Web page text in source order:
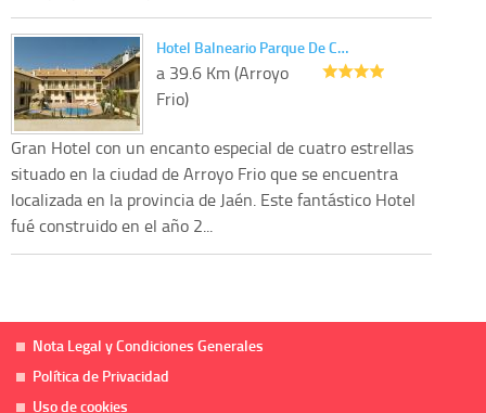
Hotel Balneario Parque De C…
a 39.6 Km (Arroyo
Frio)
Gran Hotel con un encanto especial de cuatro estrellas
situado en la ciudad de Arroyo Frio que se encuentra
localizada en la provincia de Jaén. Este fantástico Hotel
fué construido en el año 2...
Nota Legal y Condiciones Generales
Política de Privacidad
Uso de cookies